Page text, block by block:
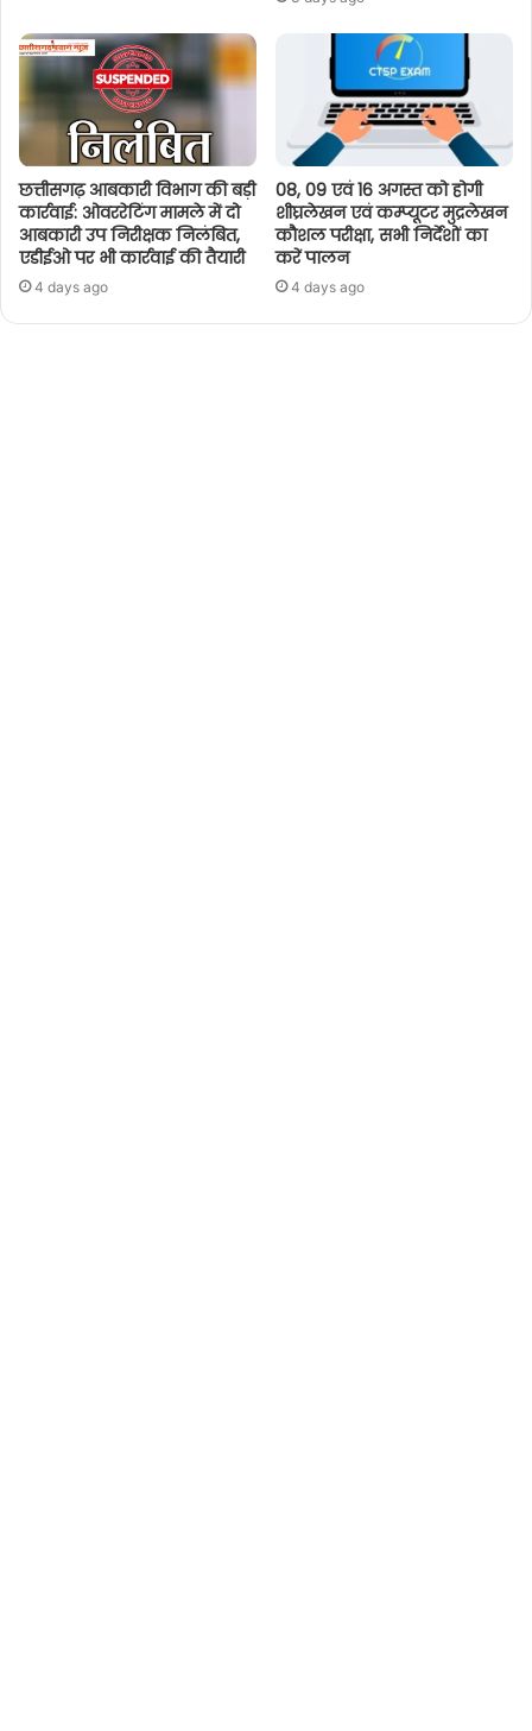
छत्तीसगढ़ आबकारी विभाग की बड़ी
कार्रवाई: ओवररेटिंग मामले में दो
आबकारी उप निरीक्षक निलंबित,
एडीईओ पर भी कार्रवाई की तैयारी
4 days ago
08, 09 एवं 16 अगस्त को होगी
शीघ्रलेखन एवं कम्प्यूटर मुद्रलेखन
कौशल परीक्षा, सभी निर्देशों का
करें पालन
4 days ago